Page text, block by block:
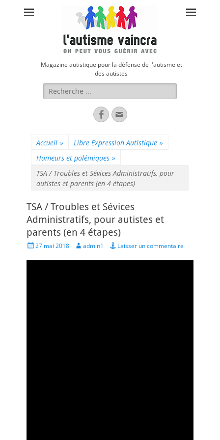
Magazine autistique pour la défense de l'autisme et
des autistes
Rechercher :
FacebookAdresse
de
Accueil » Libre Expression Autistique »
Humeurs et polémiques »
TSA / Troubles et Sévices Administratifs, pour
autistes et parents (en 4 étapes)
TSA / Troubles et Sévices
Administratifs, pour autistes et
parents (en 4 étapes)
Posted27 mai 2018 Author
admin1 Laisser un commentaire